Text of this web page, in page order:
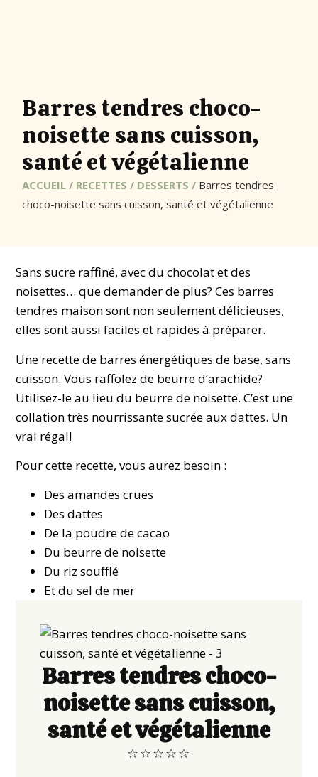
Barres tendres choco-
noisette sans cuisson,
santé et végétalienne
ACCUEIL / RECETTES / DESSERTS / Barres tendres
choco-noisette sans cuisson, santé et végétalienne
Sans sucre raffiné, avec du chocolat et des
noisettes… que demander de plus? Ces barres
tendres maison sont non seulement délicieuses,
elles sont aussi faciles et rapides à préparer.
Une recette de barres énergétiques de base, sans
cuisson. Vous raffolez de beurre d’arachide?
Utilisez-le au lieu du beurre de noisette. C’est une
collation très nourrissante sucrée aux dattes. Un
vrai régal!
Pour cette recette, vous aurez besoin :
Des amandes crues
Des dattes
De la poudre de cacao
Du beurre de noisette
Du riz soufflé
Et du sel de mer
Barres tendres choco-
noisette sans cuisson,
santé et végétalienne
☆
☆
☆
☆
☆